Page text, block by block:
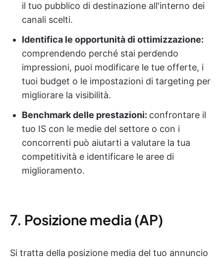
il tuo pubblico di destinazione all'interno dei
canali scelti.
Identifica le opportunità di ottimizzazione:
comprendendo perché stai perdendo
impressioni, puoi modificare le tue offerte, i
tuoi budget o le impostazioni di targeting per
migliorare la visibilità.
Benchmark delle prestazioni: confrontare il
tuo IS con le medie del settore o con i
concorrenti può aiutarti a valutare la tua
competitività e identificare le aree di
miglioramento.
7. Posizione media (AP)
Si tratta della posizione media del tuo annuncio